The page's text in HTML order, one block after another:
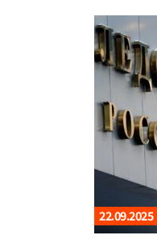
22.09.2025